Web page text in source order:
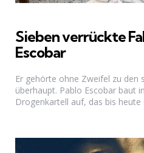
Sieben verrückte
Escobar
Er gehörte ohne Zweifel zu den
überhaupt. Pablo Escobar baut
Drogenkartell auf, das bis heute